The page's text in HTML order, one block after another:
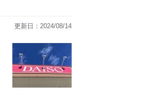
更新日：2024/08/14